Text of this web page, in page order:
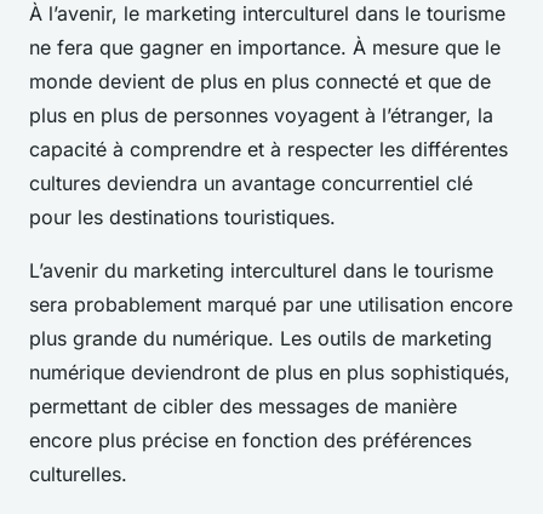
À l’avenir, le marketing interculturel dans le tourisme
ne fera que gagner en importance. À mesure que le
monde devient de plus en plus connecté et que de
plus en plus de personnes voyagent à l’étranger, la
capacité à comprendre et à respecter les différentes
cultures deviendra un avantage concurrentiel clé
pour les destinations touristiques.
L’avenir du marketing interculturel dans le tourisme
sera probablement marqué par une utilisation encore
plus grande du numérique. Les outils de marketing
numérique deviendront de plus en plus sophistiqués,
permettant de cibler des messages de manière
encore plus précise en fonction des préférences
culturelles.